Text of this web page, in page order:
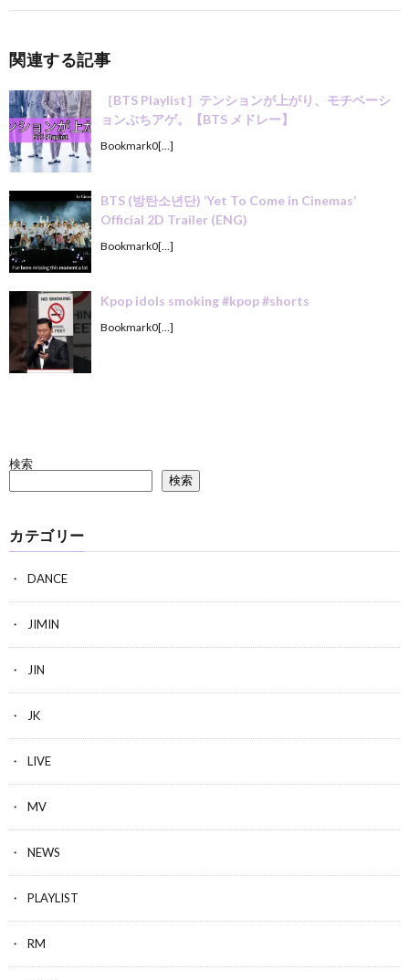
関連する記事
［BTS Playlist］テンションが上がり、モチベーシ
ョンぶちアゲ。【BTS メドレー】
Bookmark0[…]
BTS (방탄소년단) ‘Yet To Come in Cinemas’
Official 2D Trailer (ENG)
Bookmark0[…]
Kpop idols smoking #kpop #shorts
Bookmark0[…]
検索
検索
カテゴリー
DANCE
JIMIN
JIN
JK
LIVE
MV
NEWS
PLAYLIST
RM